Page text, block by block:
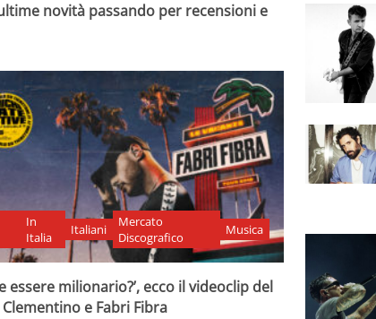
novità passando per recensioni e
In
Italia
Italiani
Mercato
Discografico
Musica
essere milionario?’, ecco il videoclip del
e Fabri Fibra